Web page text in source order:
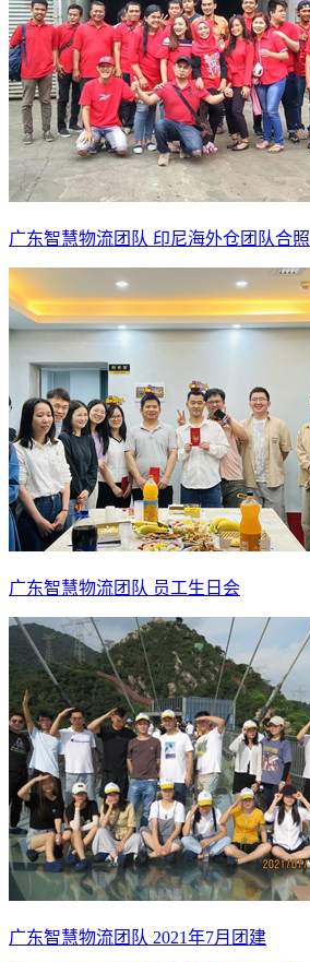
广东智慧物流团队 印尼海外仓团队合照
广东智慧物流团队 员工生日会
广东智慧物流团队 2021年7月团建